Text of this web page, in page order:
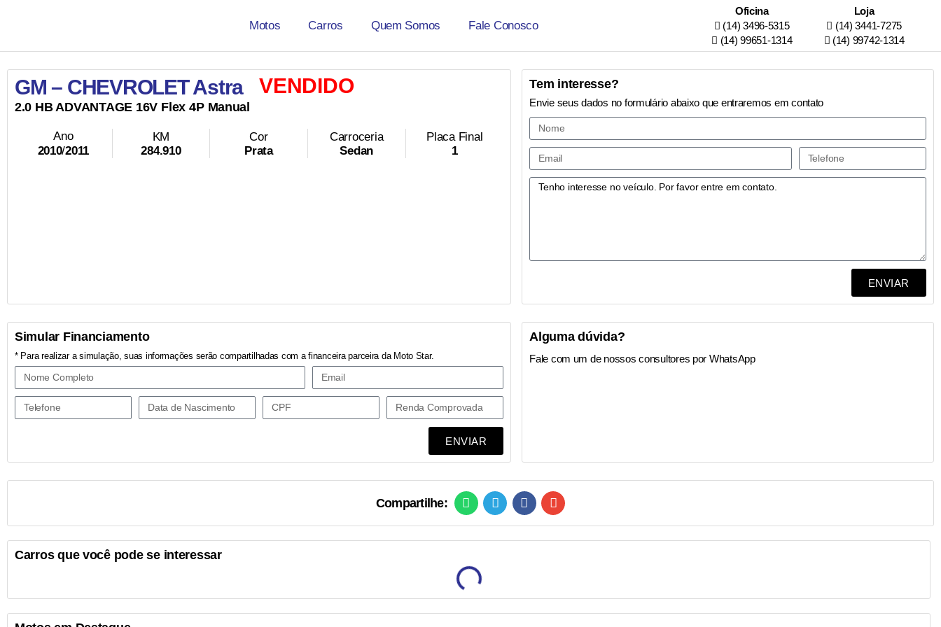
Motos Carros Quem Somos Fale Conosco
Oficina
(14) 3496-5315
(14) 99651-1314
Loja
(14) 3441-7275
(14) 99742-1314
GM – CHEVROLET Astra VENDIDO
2.0 HB ADVANTAGE 16V Flex 4P Manual
Ano
2010/2011
KM
284.910
Cor
Prata
Carroceria
Sedan
Placa Final
1
Tem interesse?
Envie seus dados no formulário abaixo que entraremos em contato
ENVIAR
Simular Financiamento
* Para realizar a simulação, suas informações serão compartilhadas com a financeira parceira da Moto Star.
ENVIAR
Alguma dúvida?
Fale com um de nossos consultores por WhatsApp
Compartilhe:
Carros que você pode se interessar